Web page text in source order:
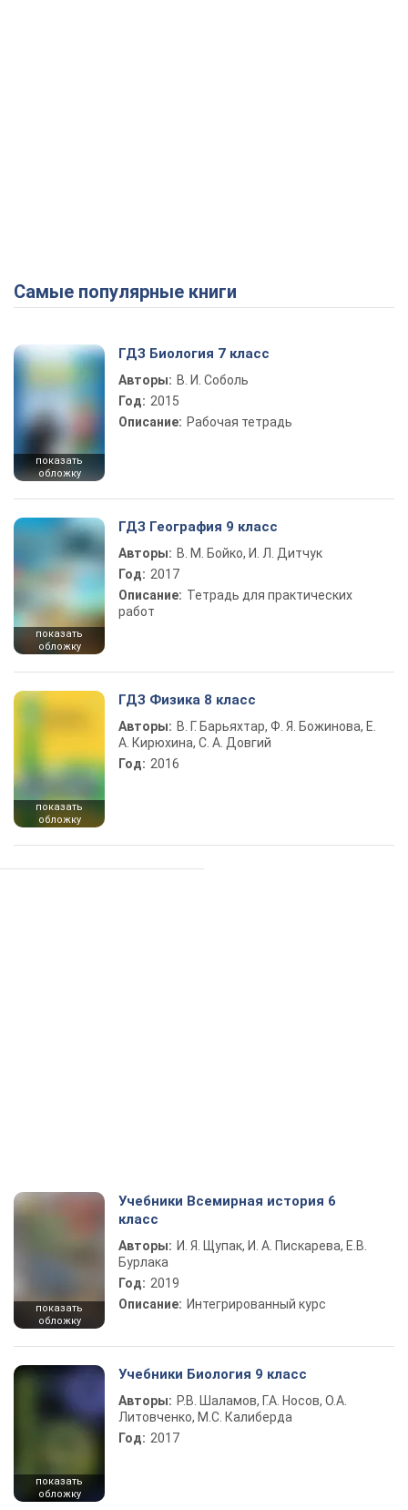
Самые популярные книги
показать
обложку
ГДЗ Биология 7 класс
Авторы: В. И. Соболь
Год: 2015
Описание: Рабочая тетрадь
показать
обложку
ГДЗ География 9 класс
Авторы: В. М. Бойко, И. Л. Дитчук
Год: 2017
Описание: Тетрадь для практических
работ
показать
обложку
ГДЗ Физика 8 класс
Авторы: В. Г. Барьяхтар, Ф. Я. Божинова, Е.
А. Кирюхина, С. А. Довгий
Год: 2016
показать
обложку
Учебники Всемирная история 6
класс
Авторы: И. Я. Щупак, И. А. Пискарева, Е.В.
Бурлака
Год: 2019
Описание: Интегрированный курс
показать
обложку
Учебники Биология 9 класс
Авторы: Р.В. Шаламов, Г.А. Носов, О.А.
Литовченко, М.С. Калиберда
Год: 2017